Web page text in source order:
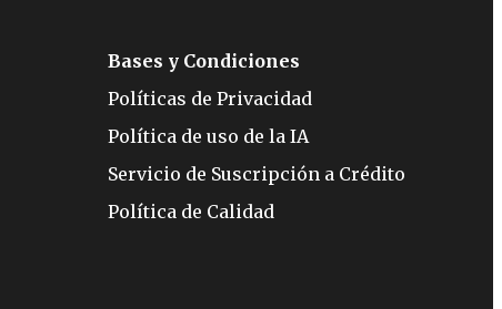
Bases y Condiciones
Políticas de Privacidad
Política de uso de la IA
Servicio de Suscripción a Crédito
Política de Calidad